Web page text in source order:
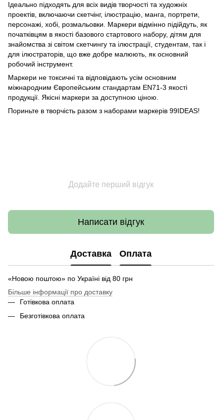
Ідеально підходять для всіх видів творчості та художніх
проектів, включаючи скетчінг, ілюстрацію, манга, портрети,
персонажі, хобі, розмальовки. Маркери відмінно підійдуть, як
початківцям в якості базового стартового набору, дітям для
знайомства зі світом скетчингу та ілюстрації, студентам, так і
для ілюстраторів, що вже добре малюють, як основний
робочий інструмент.
Маркери не токсичні та відповідають усім основним
міжнародним Європейським стандартам EN71-3 якості
продукції. Якісні маркери за доступною ціною.
Пориньте в творчість разом з наборами маркерів 99IDEAS!
Додайте перший відгук
Написати відгук
Доставка Оплата
«Новою поштою» по Україні від 80 грн
Більше інформації про доставку
Готівкова оплата
Безготівкова оплата